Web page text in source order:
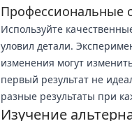
Профессиональные
Используйте
уловил детали.
изменения могут
первый результат не
разные результаты при
Изучение